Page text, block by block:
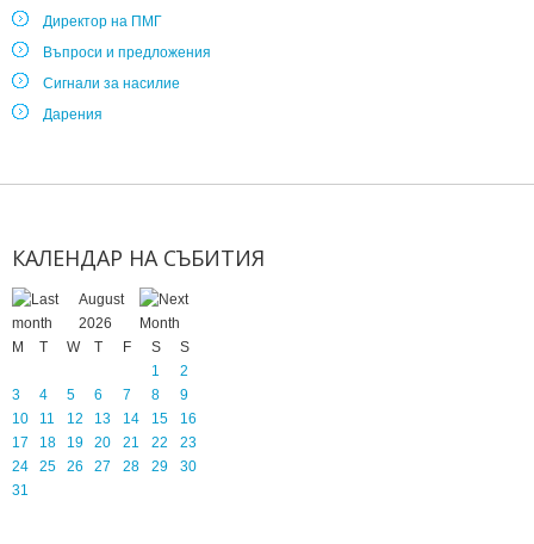
Директор на ПМГ
Въпроси и предложения
Сигнали за насилие
Дарения
КАЛЕНДАР НА СЪБИТИЯ
August
2026
M
T W T F S
S
1
2
3
4 5 6 7 8
9
10
11 12 13 14 15
16
17
18 19 20 21 22
23
24
25 26 27 28 29
30
31